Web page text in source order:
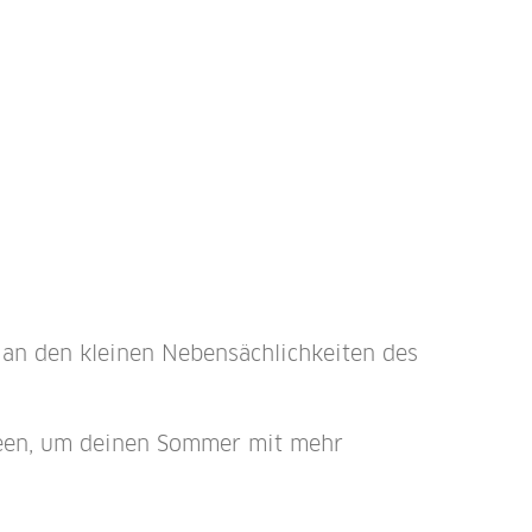
den kleinen Nebensächlichkeiten des
um deinen Sommer mit mehr